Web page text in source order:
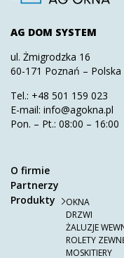
AG DOM SYSTEM
ul. Żmigrodzka 16
60-171 Poznań – Polska
Tel.: +48 501 159 023
E-mail: info@agokna.pl
Pon. – Pt.: 08:00 – 16:00
O firmie
Partnerzy
Produkty
OKNA
DRZWI
ŻALUZJE
ROLETY
MOSKITIERY